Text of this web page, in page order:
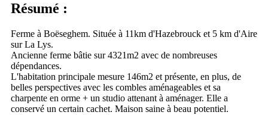
Résumé :
Ferme à Boëseghem. Située à 11km d'Hazebrouck et 5 km d'Aire
sur La Lys.
Ancienne ferme bâtie sur 4321m2 avec de nombreuses
dépendances.
L'habitation principale mesure 146m2 et présente, en plus, de
belles perspectives avec les combles aménageables et sa
charpente en orme + un studio attenant à aménager. Elle a
conservé un certain cachet. Maison saine à beau potentiel.